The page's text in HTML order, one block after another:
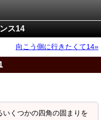
ス14
向こう側に行きたくて14
くつかの四角の固まりを